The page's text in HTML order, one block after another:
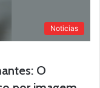
Noticias
O